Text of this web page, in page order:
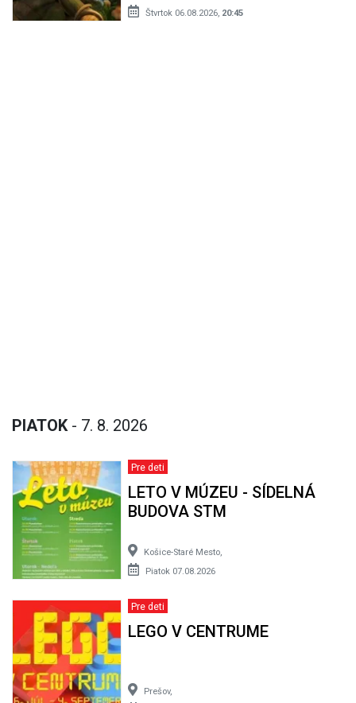
Štvrtok 06.08.2026, 20:45
PIATOK - 7. 8. 2026
Pre deti
LETO V MÚZEU - SÍDELNÁ
BUDOVA STM
Košice-Staré Mesto,
Piatok 07.08.2026
Pre deti
LEGO V CENTRUME
Prešov,